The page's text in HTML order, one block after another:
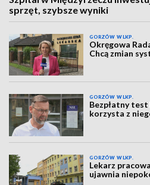
sprzęt, szybsze wyniki
GORZÓW WLKP.
Okręgowa
Chcą zmian
GORZÓW WLKP.
Bezpłatny
korzysta z
GORZÓW WLKP.
Lekarz
ujawnia